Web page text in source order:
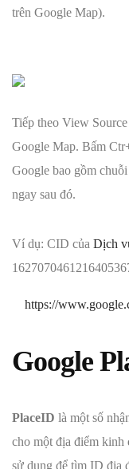
trên Google Map).
Tiếp theo View
Google Map. Bấm
Google bao gồm
ngay sau đó.
Ví dụ: CID của Dịch
https://
Google
PlaceID là một số
cho một địa điểm kinh
sử dụng để tìm ID địa